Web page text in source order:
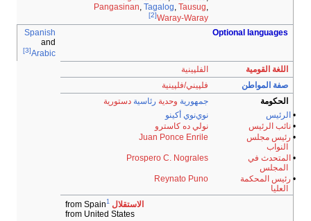
Pangasinan, Tagalog, Tausug,
Waray-Waray
[2]
Optional languages
Spanish
and
Arabic
[3]
اللغة القومية
الفلپينية
صفة المواطن
فلپيني/فلپينية
الحكومة
جمهورية وحدية رئاسية دستورية
• الرئيس
نوي‌نوي أكينو
•نائب الرئيس
نولي ده كاسترو
• رئيس مجلس
النواب
Juan Ponce Enrile
• المتحدث في
المجلس
Prospero C. Nograles
• رئيس المحكمة
العليا
Reynato Puno
الاستقلال from Spain1
from United States